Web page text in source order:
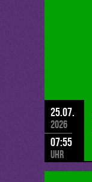
25.07.
2026
07:55
Uhr